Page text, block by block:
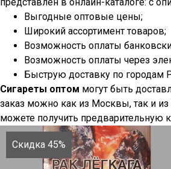
Выгодные оптовые цены;
Широкий ассортимент товаров;
Возможность оплаты
Возможность оплаты через
Быструю доставку по городам
Сигареты оптом могут быть
заказ можно как из Москвы, так и из
можете получить предварительную
Скидка 45%